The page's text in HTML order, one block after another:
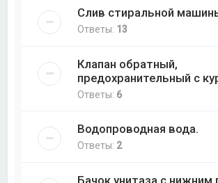
Слив стиральной
Ответы: 13
Клапан обратный,
предохранительный с
Ответы: 6
Водопроводная вода.
Ответы: 2